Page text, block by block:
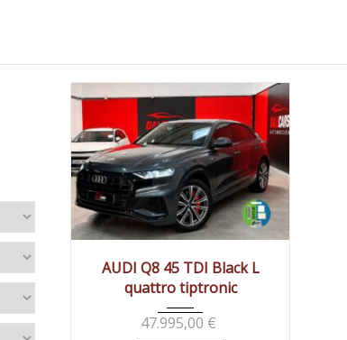
2019
Autom...
127890 km
AUDI Q8 45 TDI Black L
quattro tiptronic
47.995,00 €